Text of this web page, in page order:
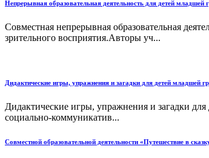
Непрерывная образовательная деятельность для детей
Совместная непрерывная образовательная
зрительного восприятия.Авторы уч...
Дидактические игры, упражнения и загадки для детей младшей
Дидактические игры, упражнения и загадки
социально-коммуникатив...
Совместной образовательной деятельности «Путешествие в